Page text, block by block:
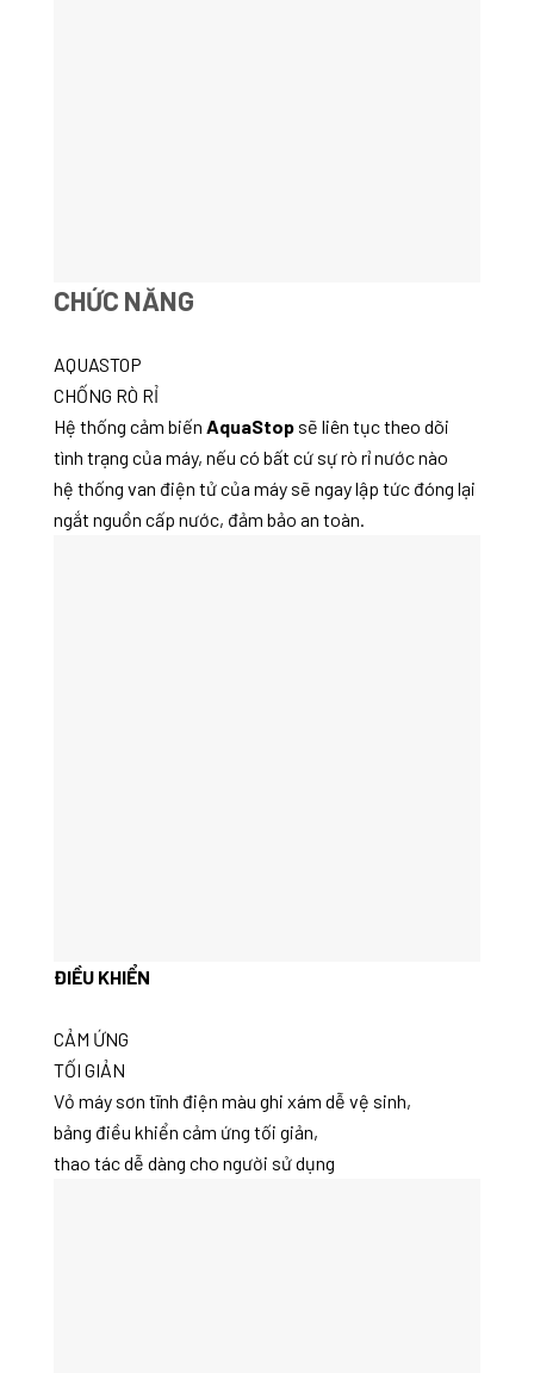
CHỨC NĂNG
AQUASTOP
CHỐNG RÒ RỈ
Hệ thống cảm biến AquaStop sẽ liên tục theo dõi
tình trạng của máy, nếu có bất cứ sự rò rỉ nước nào
hệ thống van điện tử của máy sẽ ngay lập tức đóng lại
ngắt nguồn cấp nước, đảm bảo an toàn.
ĐIỀU KHIỂN
CẢM ỨNG
TỐI GIẢN
Vỏ máy sơn tĩnh điện màu ghi xám dễ vệ sinh,
bảng điều khiển cảm ứng tối giản,
thao tác dễ dàng cho người sử dụng